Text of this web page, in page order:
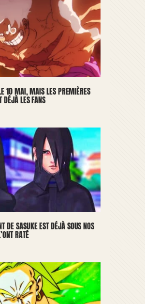
10 MAI, MAIS LES PREMIÈRES
DÉJÀ LES FANS
DE SASUKE EST DÉJÀ SOUS NOS
RATÉ